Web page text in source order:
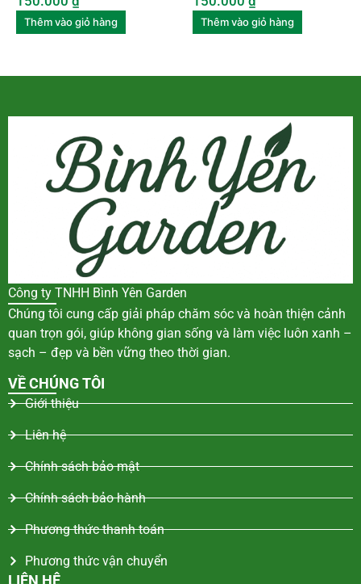
Thêm vào giỏ hàng Thêm vào giỏ hàng
Công ty TNHH Bình Yên Garden
Chúng tôi cung cấp giải pháp chăm sóc và hoàn thiện cảnh
quan trọn gói, giúp không gian sống và làm việc luôn xanh –
sạch – đẹp và bền vững theo thời gian.
VỀ CHÚNG TÔI
Giới thiệu
Liên hệ
Chính sách bảo mật
Chính sách bảo hành
Phương thức thanh toán
Phương thức vận chuyển
LIÊN HỆ